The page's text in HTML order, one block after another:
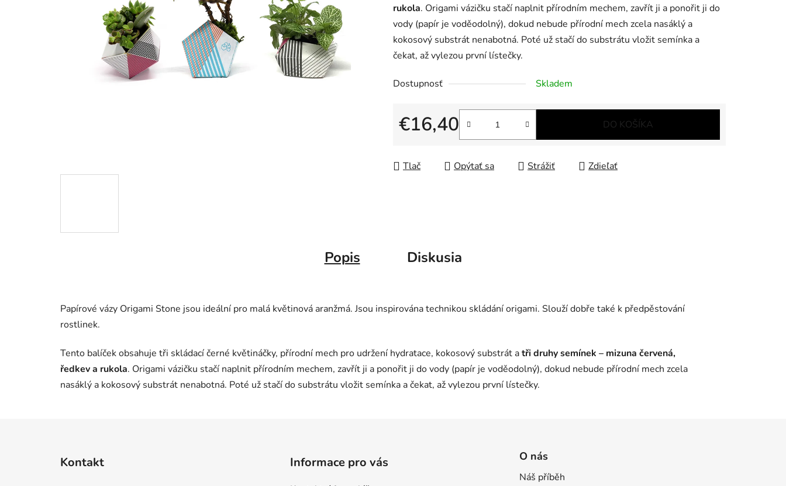
rukola. Origami vázičku stačí naplnit přírodním mechem, zavřít ji a ponořit ji do
vody (papír je voděodolný), dokud nebude přírodní mech zcela nasáklý a
kokosový substrát nenabotná. Poté už stačí do substrátu vložit semínka a
čekat, až vylezou první lístečky.
Dostupnosť Skladem
€16,40
Jednotková cena:
DO KOŠÍKA
Tlač Opýtať sa Strážiť Zdieľať
Popis Diskusia
Papírové vázy Origami Stone jsou ideální pro malá květinová aranžmá. Jsou inspirována technikou skládání origami. Slouží dobře také k předpěstování
rostlinek.
Tento balíček obsahuje tři skládací černé květináčky, přírodní mech pro udržení hydratace, kokosový substrát atři druhy semínek – mizuna červená,
ředkev a rukola. Origami vázičku stačí naplnit přírodním mechem, zavřít ji a ponořit ji do vody (papír je voděodolný), dokud nebude přírodní mech zcela
nasáklý a kokosový substrát nenabotná. Poté už stačí do substrátu vložit semínka a čekat, až vylezou první lístečky.
Kontakt Informace pro vás O nás
Náš příběh